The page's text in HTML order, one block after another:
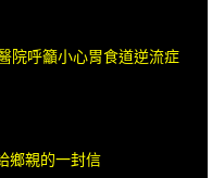
院呼籲小心胃食道逆流症
鄉親的一封信